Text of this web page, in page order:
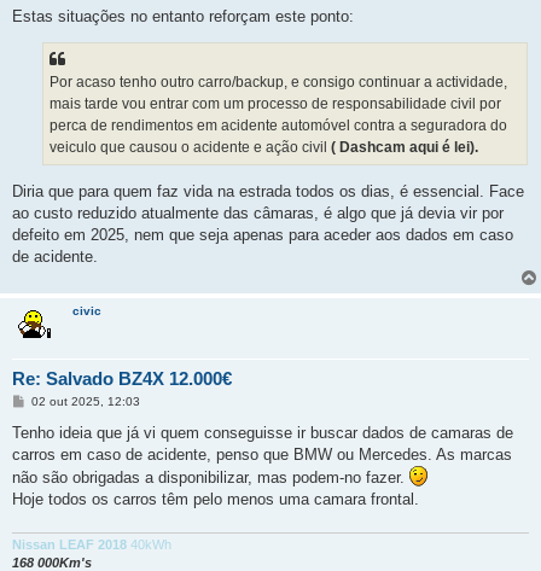
Estas situações no entanto reforçam este ponto:
Por acaso tenho outro carro/backup, e consigo continuar a actividade,
mais tarde vou entrar com um processo de responsabilidade civil por
perca de rendimentos em acidente automóvel contra a seguradora do
veiculo que causou o acidente e ação civil ( Dashcam aqui é lei).
Diria que para quem faz vida na estrada todos os dias, é essencial. Face
ao custo reduzido atualmente das câmaras, é algo que já devia vir por
defeito em 2025, nem que seja apenas para aceder aos dados em caso
de acidente.
civic
Re: Salvado BZ4X 12.000€
M
n
a
g
e
m
02 out 2025, 12:03
Tenho ideia que já vi quem conseguisse ir buscar dados de camaras de
carros em caso de acidente, penso que BMW ou Mercedes. As marcas
não são obrigadas a disponibilizar, mas podem-no fazer.
Hoje todos os carros têm pelo menos uma camara frontal.
Nissan LEAF 2018 40kWh
168 000Km's